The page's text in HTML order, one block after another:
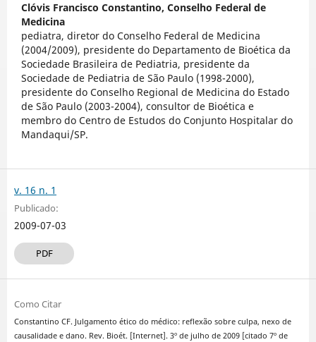
Clóvis Francisco Constantino, Conselho Federal de
Medicina
pediatra, diretor do Conselho Federal de Medicina
(2004/2009), presidente do Departamento de Bioética da
Sociedade Brasileira de Pediatria, presidente da
Sociedade de Pediatria de São Paulo (1998-2000),
presidente do Conselho Regional de Medicina do Estado
de São Paulo (2003-2004), consultor de Bioética e
membro do Centro de Estudos do Conjunto Hospitalar do
Mandaqui/SP.
v. 16 n. 1
Publicado:
2009-07-03
PDF
Como Citar
Constantino CF. Julgamento ético do médico: reflexão sobre culpa, nexo de
causalidade e dano. Rev. Bioét. [Internet]. 3º de julho de 2009 [citado 7º de